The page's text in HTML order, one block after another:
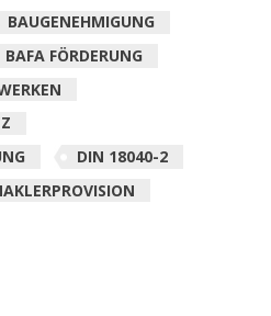
BAUGENEHMIGUNG
BAFA FÖRDERUNG
DIN 18040-2